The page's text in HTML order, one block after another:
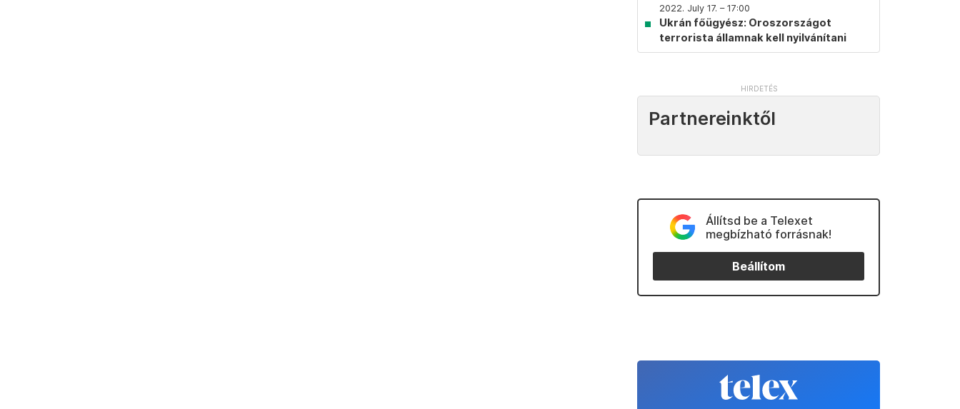
2022. July 17. – 17:00
Ukrán főügyész: Oroszországot
terrorista államnak kell nyilvánítani
Partnereinktől
Állítsd be a Telexet
megbízható forrásnak!
Beállítom